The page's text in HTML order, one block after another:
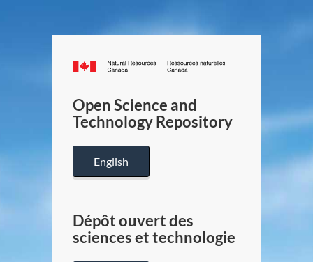
Canada.ca
/
Canada
Open Science and
Technology Repository
English
Dépôt ouvert des
sciences et technologie